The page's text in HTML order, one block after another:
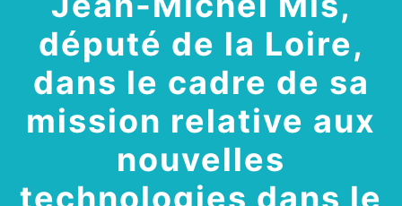
député de la Loire,
dans le cadre de sa
mission relative aux
nouvelles
technologies dans le